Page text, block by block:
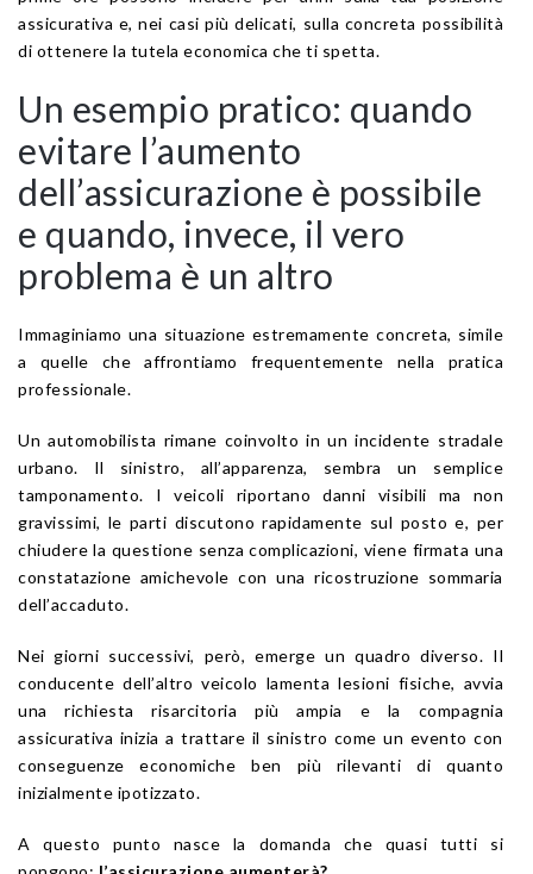
assicurativa e, nei casi più delicati, sulla concreta possibilità
di ottenere la tutela economica che ti spetta.
Un esempio pratico: quando
evitare l’aumento
dell’assicurazione è possibile
e quando, invece, il vero
problema è un altro
Immaginiamo una situazione estremamente concreta, simile
a quelle che affrontiamo frequentemente nella pratica
professionale.
Un automobilista rimane coinvolto in un incidente stradale
urbano. Il sinistro, all’apparenza, sembra un semplice
tamponamento. I veicoli riportano danni visibili ma non
gravissimi, le parti discutono rapidamente sul posto e, per
chiudere la questione senza complicazioni, viene firmata una
constatazione amichevole con una ricostruzione sommaria
dell’accaduto.
Nei giorni successivi, però, emerge un quadro diverso. Il
conducente dell’altro veicolo lamenta lesioni fisiche, avvia
una richiesta risarcitoria più ampia e la compagnia
assicurativa inizia a trattare il sinistro come un evento con
conseguenze economiche ben più rilevanti di quanto
inizialmente ipotizzato.
A questo punto nasce la domanda che quasi tutti si